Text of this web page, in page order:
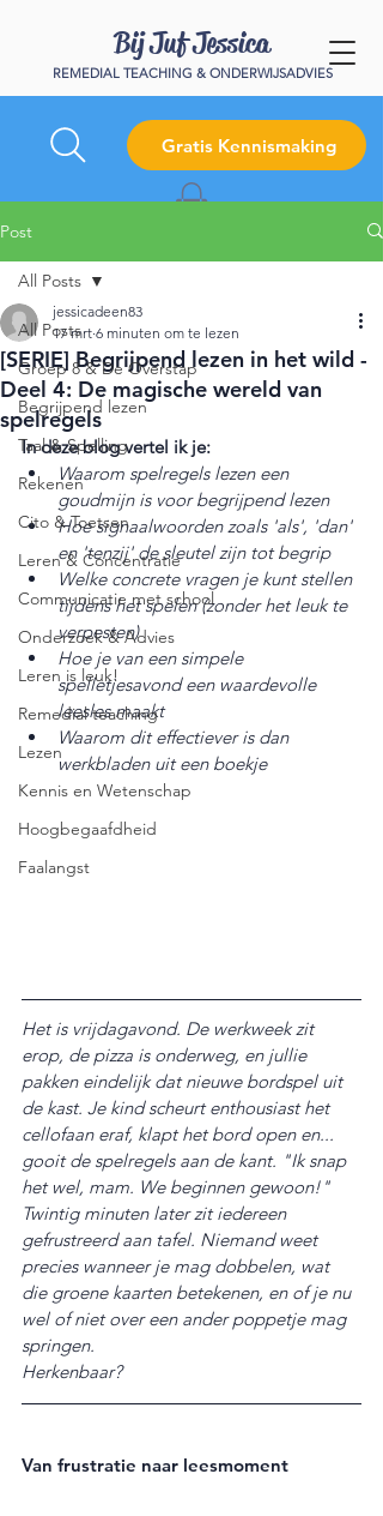
Bij Juf Jessica
REMEDIAL TEACHING & ONDERWIJSADVIES
Gratis Kennismaking
Post
All Posts
Groep 8 & De Overstap
Begrijpend lezen
Taal & Spelling
Rekenen
Cito & Toetsen
Leren & Concentratie
Communicatie met school
Onderzoek & Advies
Leren is leuk!
Remedial teaching
Lezen
Kennis en Wetenschap
Hoogbegaafdheid
Faalangst
All Posts
[SERIE] Begrijpend lezen in het wild -
Deel 4: De magische wereld van
spelregels
jessicadeen83
17 mrt 6 minuten om te lezen
In deze blog vertel ik je:
Waarom spelregels lezen een
goudmijn is voor begrijpend lezen
Hoe signaalwoorden zoals 'als', 'dan'
en 'tenzij' de sleutel zijn tot begrip
Welke concrete vragen je kunt stellen
tijdens het spelen (zonder het leuk te
verpesten)
Hoe je van een simpele
spelletjesavond een waardevolle
leesles maakt
Waarom dit effectiever is dan
werkbladen uit een boekje
Het is vrijdagavond. De werkweek zit
erop, de pizza is onderweg, en jullie
pakken eindelijk dat nieuwe bordspel uit
de kast. Je kind scheurt enthousiast het
cellofaan eraf, klapt het bord open en...
gooit de spelregels aan de kant. "Ik snap
het wel, mam. We beginnen gewoon!"
Twintig minuten later zit iedereen
gefrustreerd aan tafel. Niemand weet
precies wanneer je mag dobbelen, wat
die groene kaarten betekenen, en of je nu
wel of niet over een ander poppetje mag
springen.
Herkenbaar?
Van frustratie naar leesmoment